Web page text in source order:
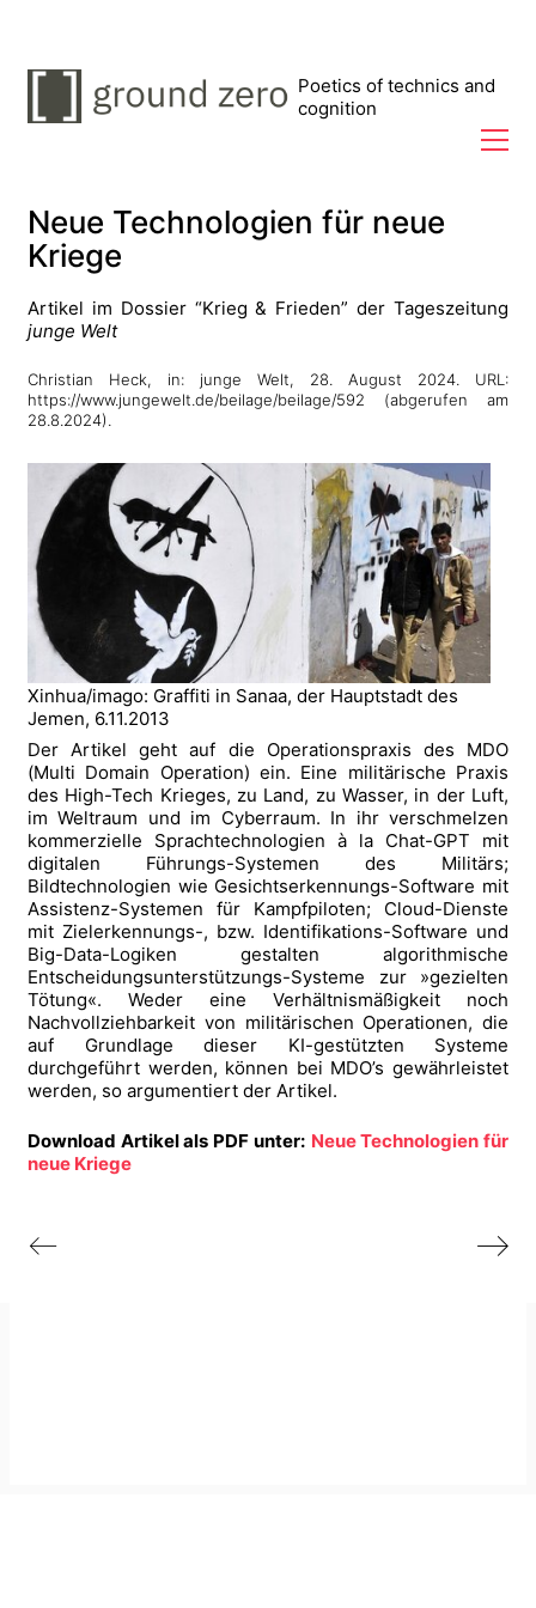
Poetics of technics and
cognition
Neue Technologien für neue
Kriege
Artikel im Dossier “Krieg & Frieden” der Tageszeitung
junge Welt
Christian Heck, in: junge Welt, 28. August 2024. URL:
https://www.jungewelt.de/beilage/beilage/592 (abgerufen am
28.8.2024).
Xinhua/imago: Graffiti in Sanaa, der Hauptstadt des
Jemen, 6.11.2013
Der Artikel geht auf die Operationspraxis des MDO
(Multi Domain Operation) ein. Eine militärische Praxis
des High-Tech Krieges, zu Land, zu Wasser, in der Luft,
im Weltraum und im Cyberraum. In ihr verschmelzen
kommerzielle Sprachtechnologien à la Chat-GPT mit
digitalen Führungs-Systemen des Militärs;
Bildtechnologien wie Gesichtserkennungs-Software mit
Assistenz-Systemen für Kampfpiloten; Cloud-Dienste
mit Zielerkennungs-, bzw. Identifikations-Software und
Big-Data-Logiken gestalten algorithmische
Entscheidungsunterstützungs-Systeme zur »gezielten
Tötung«. Weder eine Verhältnismäßigkeit noch
Nachvollziehbarkeit von militärischen Operationen, die
auf Grundlage dieser KI-gestützten Systeme
durchgeführt werden, können bei MDO’s gewährleistet
werden, so argumentiert der Artikel.
Download Artikel als PDF unter: Neue Technologien für
neue Kriege